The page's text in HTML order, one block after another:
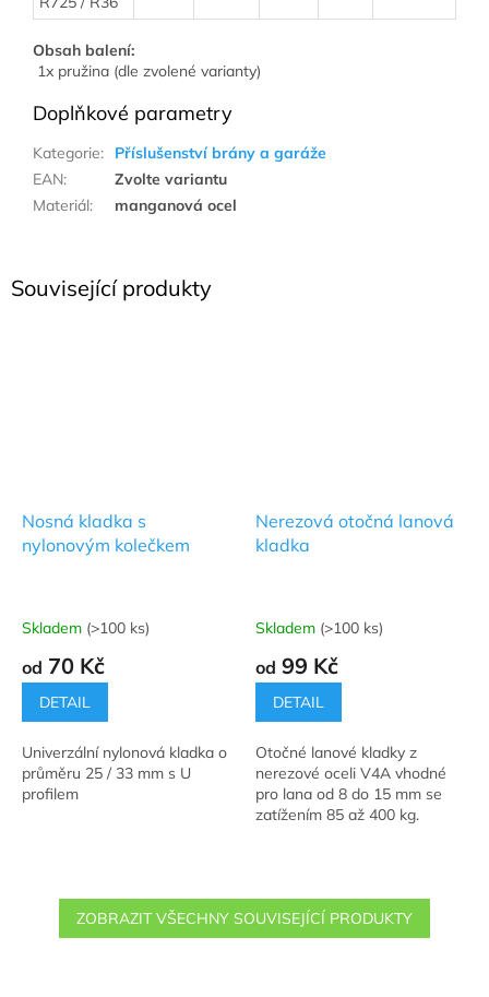
Související produkty
Nosná kladka s
nylonovým kolečkem
Průměrné
produktu
5,0
5
hvězdiček.
Skladem (>100 ks)
od 70 Kč
DETAIL
Univerzální nylonová kladka o
průměru 25 / 33 mm s U
profilem
Nerezová otočná lanová
kladka
Průměrné
produktu
4,8
5
hvězdiček.
Skladem (>100 ks)
od 99 Kč
DETAIL
Otočné lanové kladky z
nerezové oceli V4A vhodné
pro lana od 8 do 15 mm se
zatížením 85 až 400 kg.
ZOBRAZIT VŠECHNY SOUVISEJÍCÍ PRODUKTY
Obsah balení:
1x pružina (dle zvolené varianty)
Doplňkové parametry
Kategorie:
Příslušenství brány a garáže
EAN:
Zvolte variantu
Materiál: manganová ocel